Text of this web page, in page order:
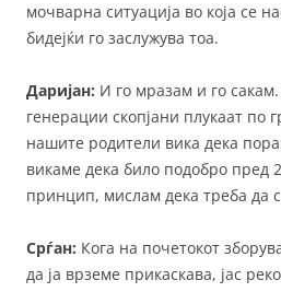
мочварна ситуација во која се
бидејќи го заслужува тоа.
Даријан: И го мразам и го
генерации скопјани плукаат по
нашите родители вика дека
викаме дека било подобро пред
принцип, мислам дека треба да
Срѓан: Кога на почетокот
да ја врземе прикаскава, јас